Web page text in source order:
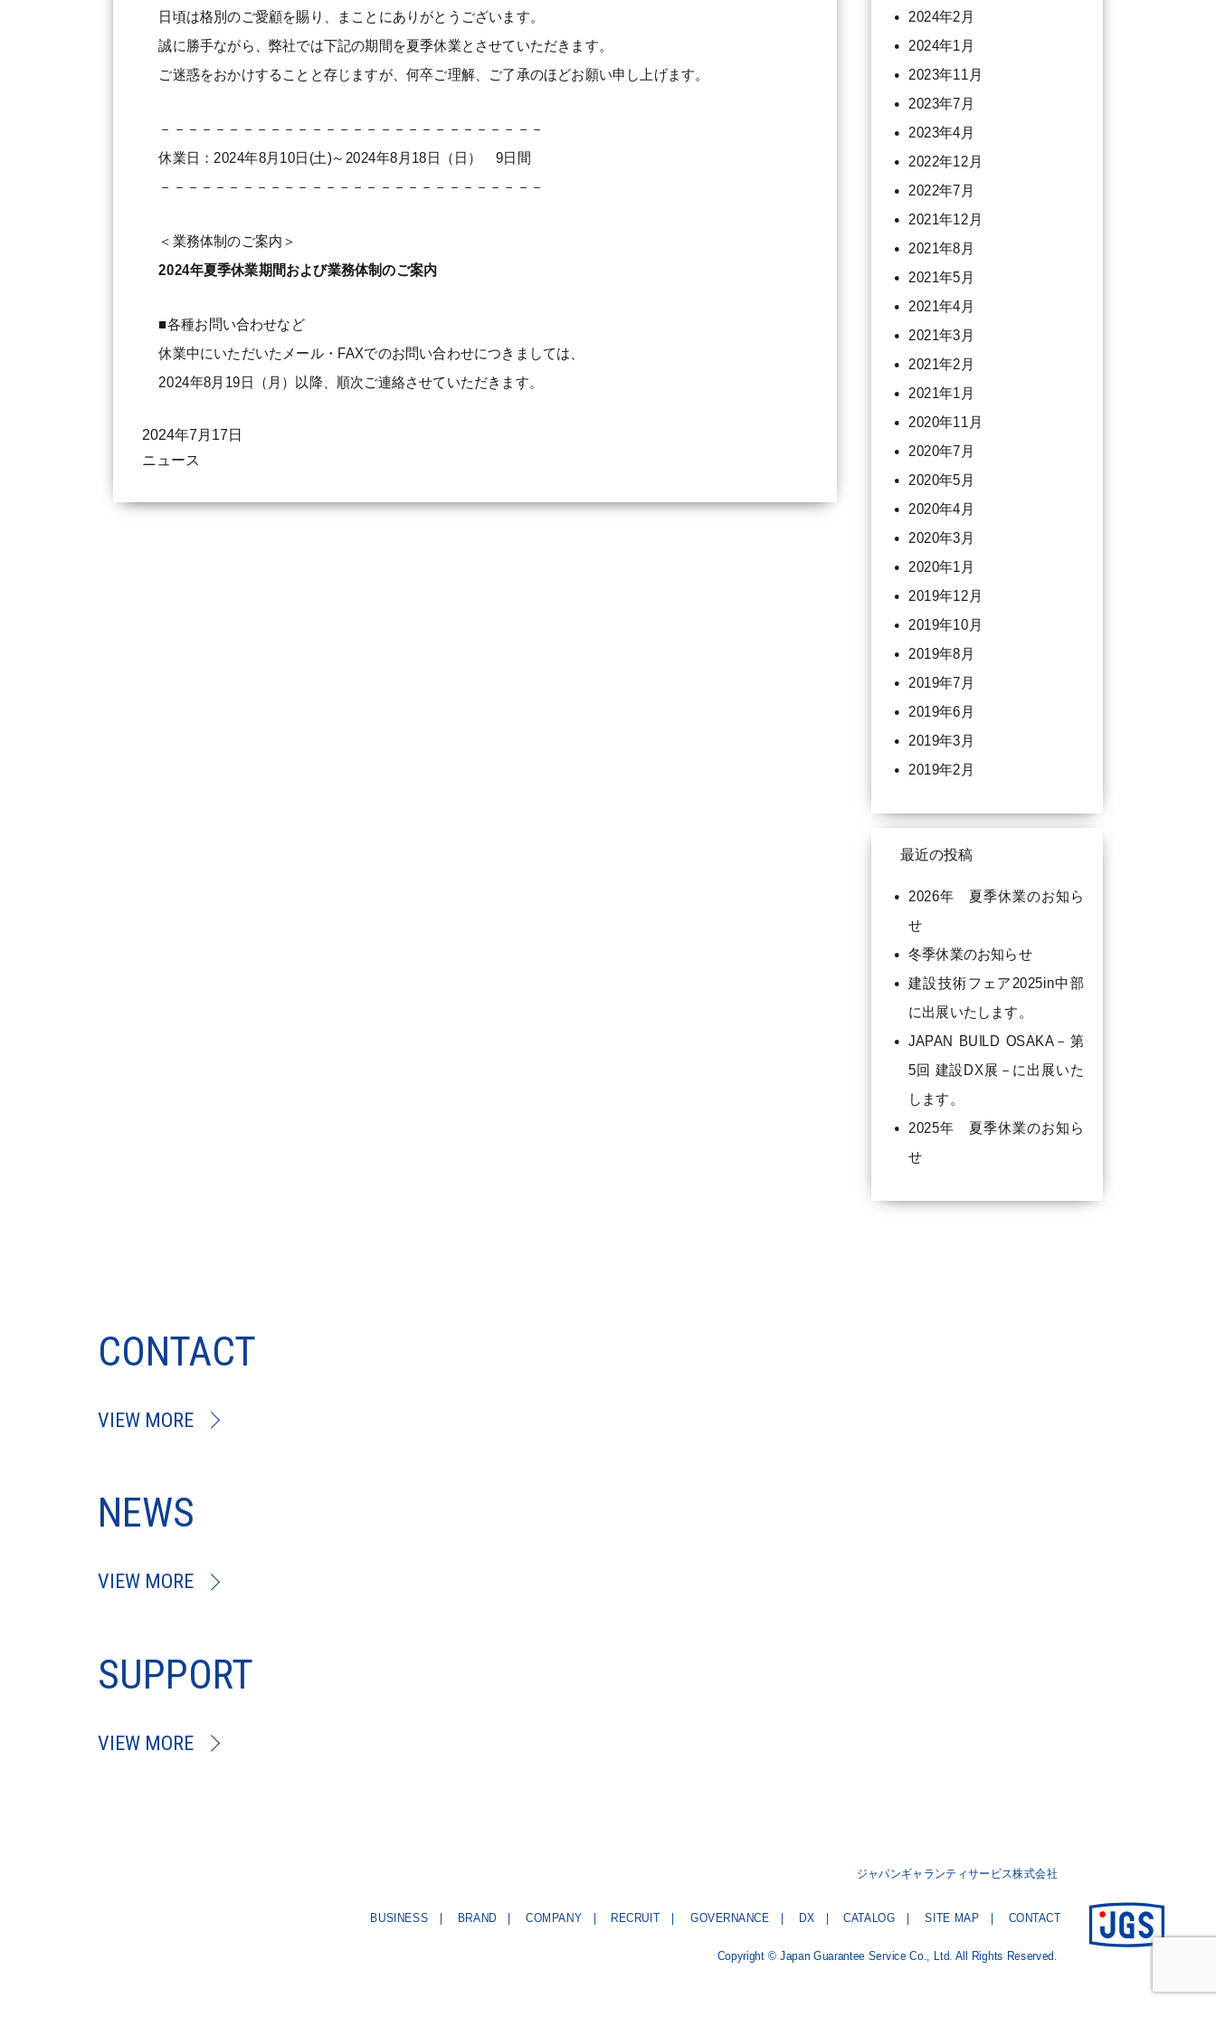
日頃は格別のご愛顧を賜り、まことにありがとうございます。
誠に勝手ながら、弊社では下記の期間を夏季休業とさせていただきます。
ご迷惑をおかけすることと存じますが、何卒ご理解、ご了承のほどお願い申し上げます。
－－－－－－－－－－－－－－－－－－－－－－－－－－－－
休業日：2024年8月10日(土)～2024年8月18日（日） 9日間
－－－－－－－－－－－－－－－－－－－－－－－－－－－－
＜業務体制のご案内＞
2024年夏季休業期間および業務体制のご案内
■各種お問い合わせなど
休業中にいただいたメール・FAXでのお問い合わせにつきましては、
2024年8月19日（月）以降、順次ご連絡させていただきます。
2024年7月17日
ニュース
2024年2月
2024年1月
2023年11月
2023年7月
2023年4月
2022年12月
2022年7月
2021年12月
2021年8月
2021年5月
2021年4月
2021年3月
2021年2月
2021年1月
2020年11月
2020年7月
2020年5月
2020年4月
2020年3月
2020年1月
2019年12月
2019年10月
2019年8月
2019年7月
2019年6月
2019年3月
2019年2月
最近の投稿
2026年 夏季休業のお知ら
せ
冬季休業のお知らせ
建設技術フェア2025in中部
に出展いたします。
JAPAN BUILD OSAKA－第
5回 建設DX展－に出展いた
します。
2025年 夏季休業のお知ら
せ
CONTACT
VIEW MORE
NEWS
VIEW MORE
SUPPORT
VIEW MORE
ジャパンギャランティサービス株式会社
BUSINESS BRAND COMPANY RECRUIT GOVERNANCE DX CATALOG SITE MAP CONTACT
Copyright © Japan Guarantee Service Co., Ltd. All Rights Reserved.